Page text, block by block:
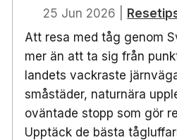
25 Jun 2026
Att resa med tåg genom
mer än att ta sig från
landets vackraste
småstäder, naturnära
oväntade stopp som gör
Upptäck de bästa